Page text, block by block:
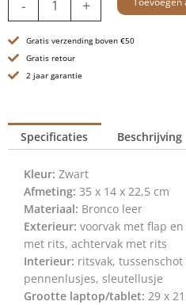
-
Handtas
10
inch
-
Zwart
aantal
+
Gratis verzending boven €50
Gratis retour
2 jaar garantie
Specificaties Beschrijving
Kleur: Zwart
Afmeting: 35 x 14 x 22,5 cm
Materiaal: Bronco leer
Exterieur: voorvak met flap
met rits, achtervak met rits
Interieur: ritsvak,
pennenlusjes, sleutellusje
Grootte laptop/tablet: 29 x